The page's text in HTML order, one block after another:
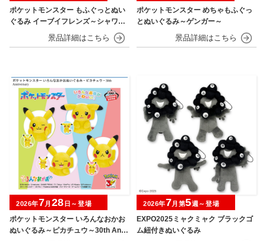
ポケットモンスター もふぐっとぬい
ぐるみ イーブイフレンズ～シャワー
ズ・グレイシア～おひるねver.
ポケットモンスター めちゃもふぐっ
とぬいぐるみ～ゲンガー～
ポケットモンスター いろんなおかお
ぬいぐるみ～ピカチュウ～30th Anni
2026年7月 28 日～登場
EXPO2025ミャクミャク ブラックゴ
ム紐付きぬいぐるみ
2026年7月第5週～登場